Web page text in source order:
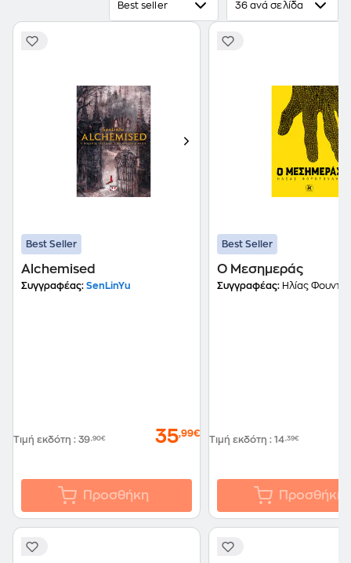
Best seller 36 ανά σελίδα
Best Seller
Alchemised
Συγγραφέας: SenLinYu
Τιμή εκδότη : 39,90€ 35,99€
Προσθήκη
Best Seller
Ο Μεσημεράς
Συγγραφέας: Ηλίας
Τιμή εκδότη : 14,39€
Προσθήκη